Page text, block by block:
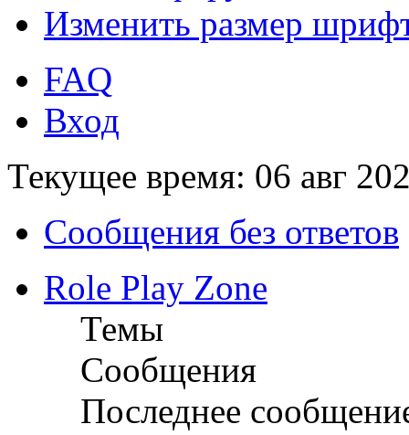
Изменить размер
FAQ
Вход
Текущее время: 06 авг
Сообщения без ответов
Role Play Zone
Темы
Сообщения
Последнее